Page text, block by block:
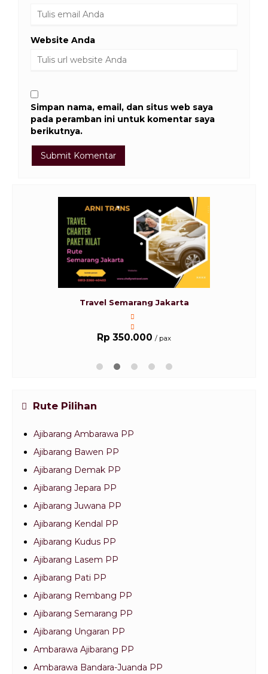
Website Anda
Simpan nama, email, dan situs web saya
pada peramban ini untuk komentar saya
berikutnya.
Travel Semarang Jakarta
Rp 350.000 / pax
Rute Pilihan
Ajibarang Ambarawa PP
Ajibarang Bawen PP
Ajibarang Demak PP
Ajibarang Jepara PP
Ajibarang Juwana PP
Ajibarang Kendal PP
Ajibarang Kudus PP
Ajibarang Lasem PP
Ajibarang Pati PP
Ajibarang Rembang PP
Ajibarang Semarang PP
Ajibarang Ungaran PP
Ambarawa Ajibarang PP
Ambarawa Bandara-Juanda PP